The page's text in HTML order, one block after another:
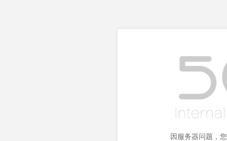
因服务器问题，